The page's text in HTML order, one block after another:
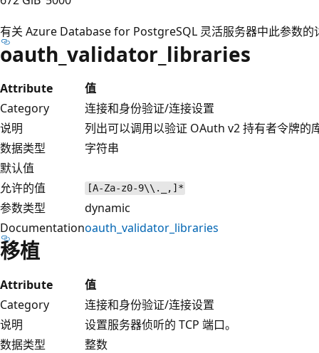
有关 Azure Database for PostgreSQL 灵活服务器中此参数
oauth_validator_libraries
Attribute
值
Category
连接和身份验证/连接设置
说明
列出可以调用以验证 OAuth v2 持有者令牌的
数据类型
字符串
默认值
允许的值
[A-Za-z0-9\\._,]*
参数类型
dynamic
Documentationoauth_validator_libraries
移植
Attribute
值
Category
连接和身份验证/连接设置
说明
设置服务器侦听的 TCP 端口。
数据类型
整数